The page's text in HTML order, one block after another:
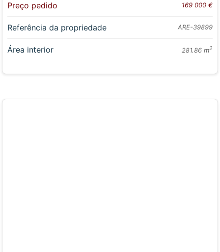
Preço pedido 169 000 €
Referência da propriedade ARE-39899
Área interior 281.86 m2